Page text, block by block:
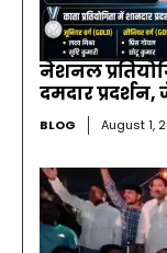
नेशनल
दमदार
BLOG August 1,